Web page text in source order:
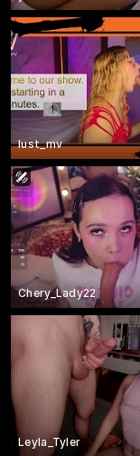
lust_mv
Chery_Lady22
Leyla_Tyler